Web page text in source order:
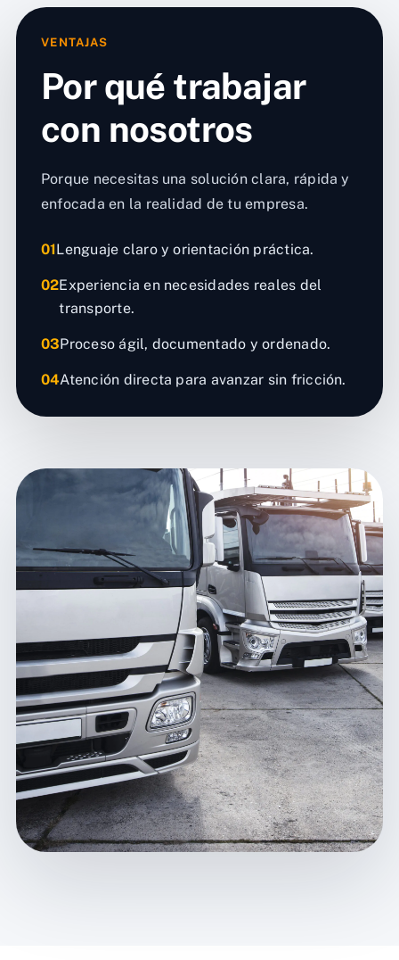
VENTAJAS
Por qué trabajar
con nosotros
Porque necesitas una solución clara, rápida y
enfocada en la realidad de tu empresa.
01Lenguaje claro y orientación práctica.
02Experiencia en necesidades reales del
transporte.
03Proceso ágil, documentado y ordenado.
04Atención directa para avanzar sin fricción.